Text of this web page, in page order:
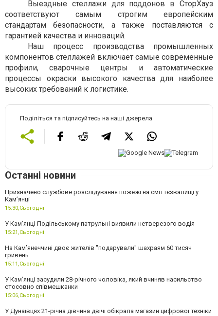
Выездные стеллажи для поддонов в СторХауз
соответствуют самым строгим европейским
стандартам безопасности, а также поставляются с
гарантией качества и инноваций.
Наш процесс производства промышленных
компонентов стеллажей включает самые современные
профили, сварочные центры и автоматические
процессы окраски высокого качества для наиболее
высоких требований к логистике.
Поділіться та підписуйтесь на наші джерела
Останні новини
Призначено службове розслідування пожежі на сміттєзвалищі у
Кам’янці
15:30,Сьогодні
У Кам’янці-Подільському патрульні виявили нетверезого водія
15:21,Сьогодні
На Камʼянеччині двоє жителів "подарували" шахраям 60 тисяч
гривень
15:11,Сьогодні
У Камʼянці засудили 28-річного чоловіка, який вчиняв насильство
стосовно співмешканки
15:06,Сьогодні
У Дунаївцях 21-річна дівчина двічі обікрала магазин цифрової техніки